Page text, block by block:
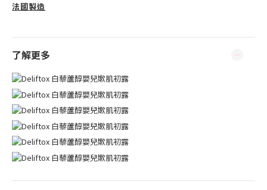
法國製造
了解更多